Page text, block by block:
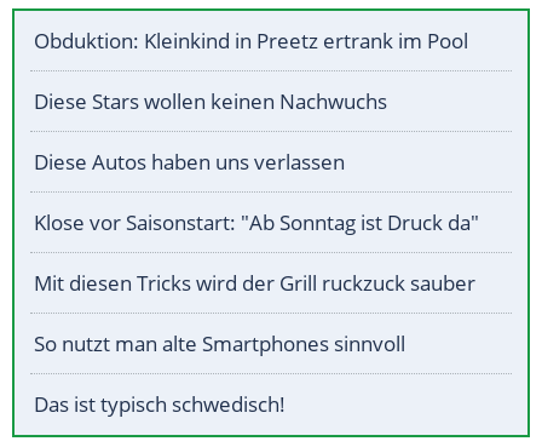
Obduktion: Kleinkind in Preetz ertrank im Pool
Diese Stars wollen keinen Nachwuchs
Diese Autos haben uns verlassen
Klose vor Saisonstart: "Ab Sonntag ist Druck da"
Mit diesen Tricks wird der Grill ruckzuck sauber
So nutzt man alte Smartphones sinnvoll
Das ist typisch schwedisch!